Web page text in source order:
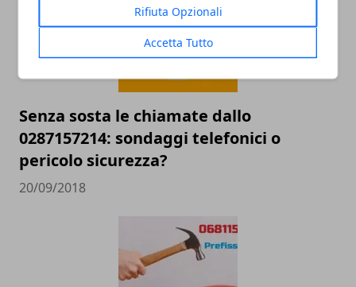
Rifiuta Opzionali
Accetta Tutto
Senza sosta le chiamate dallo
0287157214: sondaggi telefonici o
pericolo sicurezza?
20/09/2018